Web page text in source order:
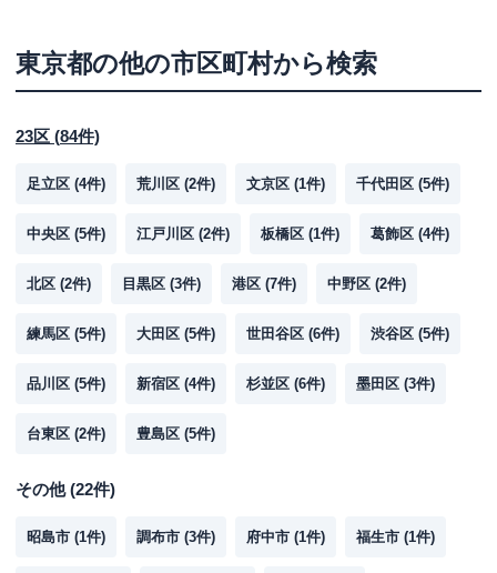
東京都の他の市区町村から検索
23区 (84件)
足立区 (4件) 荒川区 (2件) 文京区 (1件) 千代田区 (5件)
中央区 (5件) 江戸川区 (2件) 板橋区 (1件) 葛飾区 (4件)
北区 (2件) 目黒区 (3件) 港区 (7件) 中野区 (2件)
練馬区 (5件) 大田区 (5件) 世田谷区 (6件) 渋谷区 (5件)
品川区 (5件) 新宿区 (4件) 杉並区 (6件) 墨田区 (3件)
台東区 (2件) 豊島区 (5件)
その他(22件)
昭島市 (1件) 調布市 (3件) 府中市 (1件) 福生市 (1件)